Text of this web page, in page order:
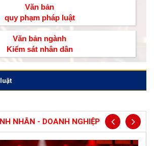
Văn bản
quy phạm pháp luật
Văn bản ngành
Kiểm sát nhân dân
NHÂN - DOANH NGHIỆP